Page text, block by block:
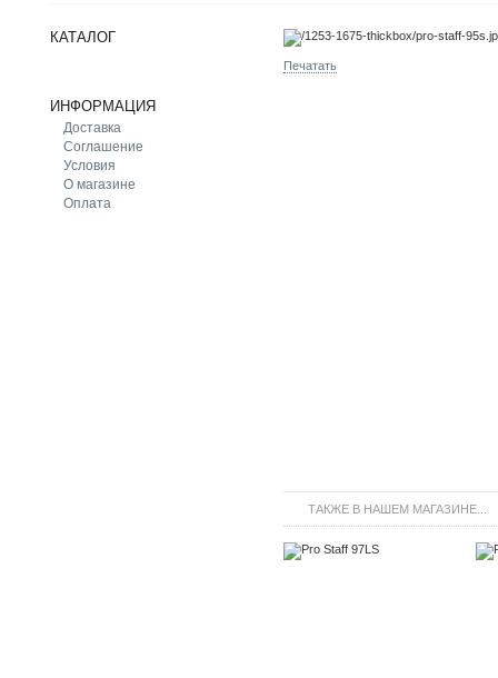
Печатать
ТАКЖЕ В НАШЕМ МАГАЗИНЕ...
КАТАЛОГ
ИНФОРМАЦИЯ
Доставка
Соглашение
Условия
О магазине
Оплата